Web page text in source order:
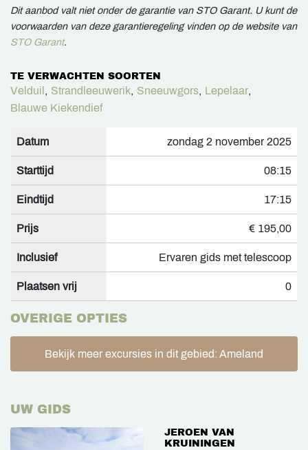
Dit aanbod valt niet onder de garantie van STO Garant. U kunt de
voorwaarden van deze garantieregeling vinden op de website van
STO Garant.
TE VERWACHTEN SOORTEN
Velduil , Strandleeuwerik, Sneeuwgors, Lepelaar,
Blauwe Kiekendief
Datum zondag 2 november 2025
Starttijd 08:15
Eindtijd 17:15
Prijs € 195,00
Inclusief Ervaren gids met telescoop
Plaatsen vrij 0
OVERIGE OPTIES
Bekijk meer excursies in dit gebied: Ameland
UW GIDS
JEROEN VAN
KRUININGEN